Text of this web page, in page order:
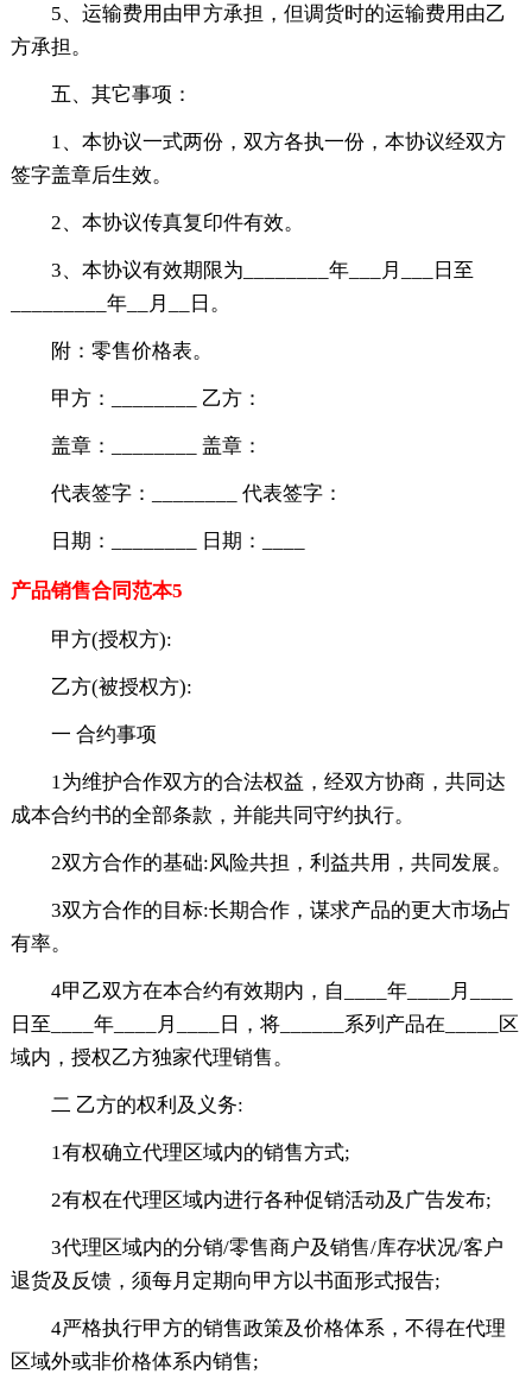
5、运输费用由甲方承担，但调货时的运输费用由乙
方承担。
五、其它事项：
1、本协议一式两份，双方各执一份，本协议经双方
签字盖章后生效。
2、本协议传真复印件有效。
3、本协议有效期限为________年___月___日至
_________年__月__日。
附：零售价格表。
甲方：________ 乙方：
盖章：________ 盖章：
代表签字：________ 代表签字：
日期：________ 日期：____
产品销售合同范本5
甲方(授权方):
乙方(被授权方):
一 合约事项
1为维护合作双方的合法权益，经双方协商，共同达
成本合约书的全部条款，并能共同守约执行。
2双方合作的基础:风险共担，利益共用，共同发展。
3双方合作的目标:长期合作，谋求产品的更大市场占
有率。
4甲乙双方在本合约有效期内，自____年____月____
日至____年____月____日，将______系列产品在_____区
域内，授权乙方独家代理销售。
二 乙方的权利及义务:
1有权确立代理区域内的销售方式;
2有权在代理区域内进行各种促销活动及广告发布;
3代理区域内的分销/零售商户及销售/库存状况/客户
退货及反馈，须每月定期向甲方以书面形式报告;
4严格执行甲方的销售政策及价格体系，不得在代理
区域外或非价格体系内销售;